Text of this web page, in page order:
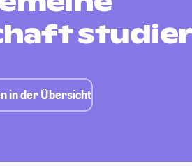
in der Übersicht